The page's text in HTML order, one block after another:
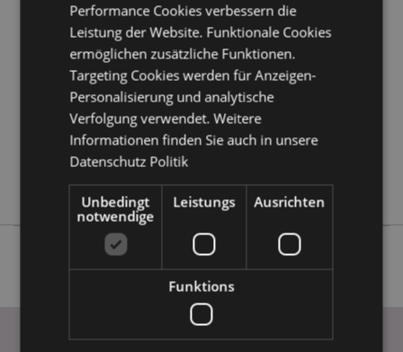
Information
Höhe 6cm Breite 4cm Tiefe 4cm
5055071512063
144
0.019000
Keine
Keine
Keine
Adoramals
Performance Cookies verbessern die
Leistung der Website. Funktionale Cookies
ermöglichen zusätzliche Funktionen.
Targeting Cookies werden für Anzeigen-
Personalisierung und analytische
Verfolgung verwendet. Weitere
Informationen finden Sie auch in unsere
Datenschutz Politik
Unbedingt
notwendige
Leistungs Ausrichten
Funktions